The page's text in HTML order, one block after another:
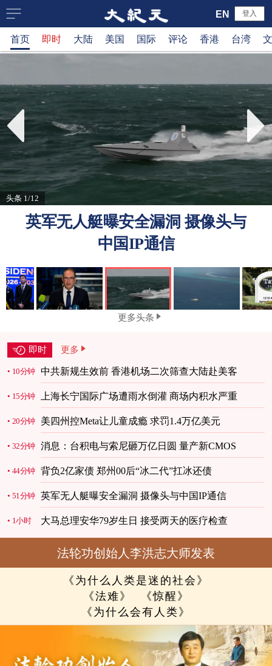
大
纪
元
新
闻
网
登入
EN
首页 即时 大陆 美国 国际 评论 香港 台湾
头条 1/12
英军无人艇曝安全漏洞 摄像头与
中国IP通信
更多头条
即时 更多
10分钟 中共新规生效前 香港机场二次筛查大陆赴美客
15分钟 上海长宁国际广场遭雨水倒灌 商场内积水严重
20分钟 美四州控Meta让儿童成瘾 求罚1.4万亿美元
32分钟 消息：台积电与索尼砸万亿日圆 量产新CMOS
44分钟 背负2亿家债 郑州00后“冰二代”扛冰还债
51分钟 英军无人艇曝安全漏洞 摄像头与中国IP通信
1小时 大马总理安华79岁生日 接受两天的医疗检查
法轮功创始人李洪志大师发表
《为什么人类是迷的社会》
《法难》
《惊醒》
《为什么会有人类》